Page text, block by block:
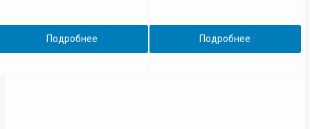
Подробнее Подробнее